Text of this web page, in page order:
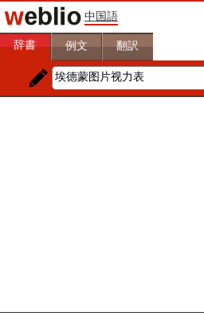
中国語
辞書 例文 翻訳